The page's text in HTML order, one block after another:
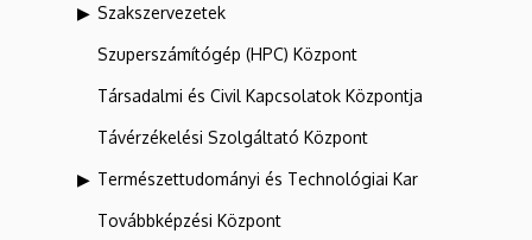
Szakszervezetek
Szuperszámítógép (HPC) Központ
Társadalmi és Civil Kapcsolatok Központja
Távérzékelési Szolgáltató Központ
Természettudományi és Technológiai Kar
Továbbképzési Központ